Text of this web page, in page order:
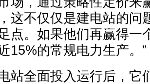
这不仅仅是建电站的问
点。如果他们再赢得一
15%的常规电力生产。”
站全面投入运行后，它